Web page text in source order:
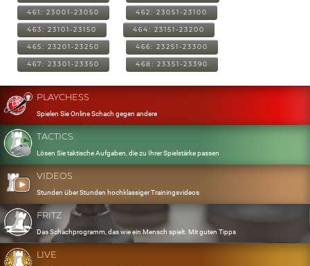
461: 23001-23050 462: 23051-23100
463: 23101-23150 464: 23151-23200
465: 23201-23250 466: 23251-23300
467: 23301-23350 468: 23351-23390
PLAYCHESS
Spielen Sie Online Schach gegen andere
TACTICS
Lösen Sie taktische Aufgaben, die zu Ihrer Spielstärke passen
VIDEOS
Stunden über Stunden hochklassiger Trainingsvideos
FRITZ
Das Schachprogramm, das wie ein Mensch spielt. Mit guten Tipps
LIVE